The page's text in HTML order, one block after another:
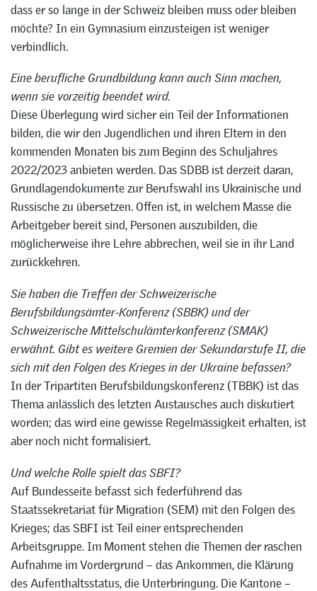
dass er so lange in der Schweiz bleiben muss oder bleiben
möchte? In ein Gymnasium einzusteigen ist weniger
verbindlich.
Eine berufliche Grundbildung kann auch Sinn machen,
wenn sie vorzeitig beendet wird.
Diese Überlegung wird sicher ein Teil der Informationen
bilden, die wir den Jugendlichen und ihren Eltern in den
kommenden Monaten bis zum Beginn des Schuljahres
2022/2023 anbieten werden. Das SDBB ist derzeit daran,
Grundlagendokumente zur Berufswahl ins Ukrainische und
Russische zu übersetzen. Offen ist, in welchem Masse die
Arbeitgeber bereit sind, Personen auszubilden, die
möglicherweise ihre Lehre abbrechen, weil sie in ihr Land
zurückkehren.
Sie haben die Treffen der Schweizerische
Berufsbildungsämter-Konferenz (SBBK) und der
Schweizerische Mittelschulämterkonferenz (SMAK)
erwähnt. Gibt es weitere Gremien der Sekundarstufe II, die
sich mit den Folgen des Krieges in der Ukraine befassen?
In der Tripartiten Berufsbildungskonferenz (TBBK) ist das
Thema anlässlich des letzten Austausches auch diskutiert
worden; das wird eine gewisse Regelmässigkeit erhalten, ist
aber noch nicht formalisiert.
Und welche Rolle spielt das SBFI?
Auf Bundesseite befasst sich federführend das
Staatssekretariat für Migration (SEM) mit den Folgen des
Krieges; das SBFI ist Teil einer entsprechenden
Arbeitsgruppe. Im Moment stehen die Themen der raschen
Aufnahme im Vordergrund – das Ankommen, die Klärung
des Aufenthaltsstatus, die Unterbringung. Die Kantone –